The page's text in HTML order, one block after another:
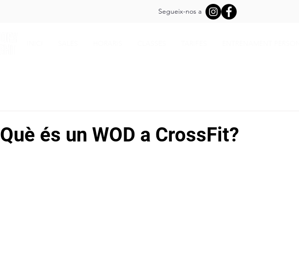
Segueix-nos a
Què és un WOD a CrossFit?